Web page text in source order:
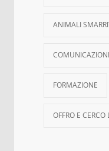
ANIMALI
FORMAZIONE
OFFRO E CERCO